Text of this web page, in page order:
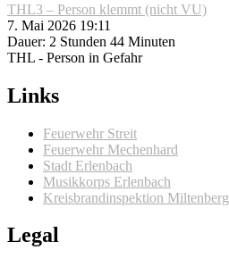
THL3 – Person klemmt (nicht VU)
7. Mai 2026 19:11
Dauer: 2 Stunden 44 Minuten
THL - Person in Gefahr
Links
Feuerwehr Streit
Feuerwehr Mechenhard
Stadt Erlenbach
Musikkorps Erlenbach
Kreisbrandinspektion Miltenberg
Legal